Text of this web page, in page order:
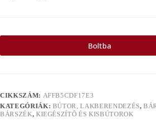
Boltba
CIKKSZÁM: AFFB5CDF17E3
KATEGÓRIÁK: BÚTOR, LAKBERENDEZÉS,
BÁRSZÉK, KIEGÉSZÍTÕ ÉS KISBÚTOROK